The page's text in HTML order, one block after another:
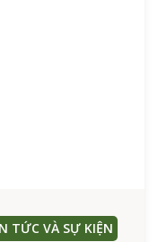
TỨC VÀ SỰ KIỆN